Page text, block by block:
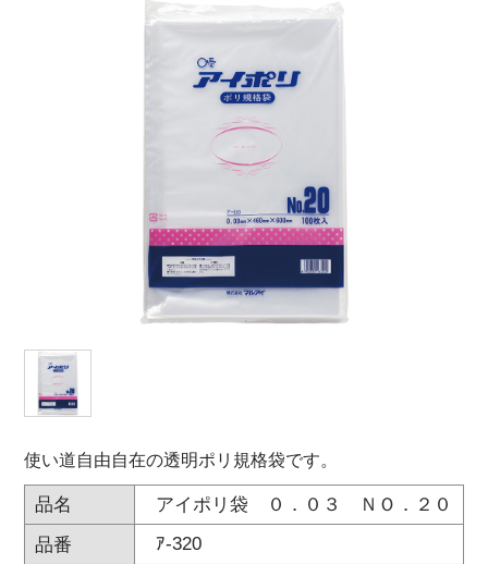
オンラインショップ
お問い合わせ
卸売業・小売業のお客様
マルアイについて
使い道自由自在の透明ポリ規格袋です。
品名
アイポリ袋 ０．０３ ＮＯ．２０
品番
ｱ-320